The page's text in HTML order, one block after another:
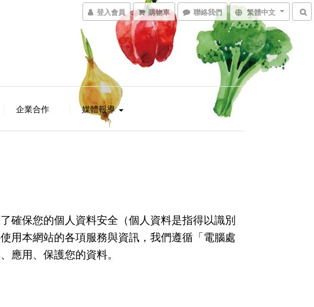
登入會員 購物車 聯絡我們 繁體中文
企業合作 媒體報導
確保您的個人資料安全（個人資料是指得以識別
用本網站的各項服務與資訊，我們遵循「電腦處
應用、保護您的資料。